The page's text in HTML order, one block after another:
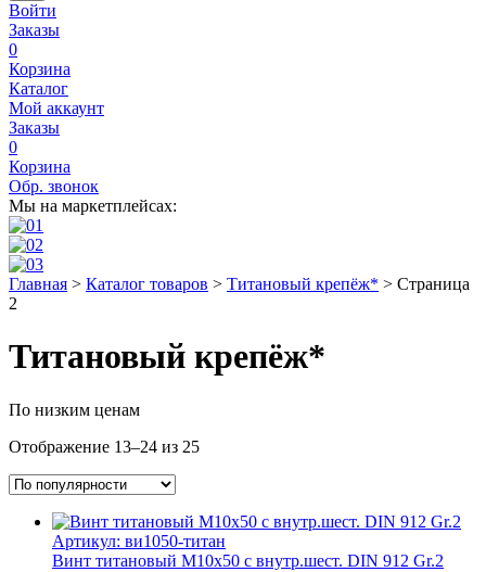
Войти
Заказы
0
Корзина
Каталог
Мой аккаунт
Заказы
0
Корзина
Обр. звонок
Мы на маркетплейсах:
Главная > Каталог товаров > Титановый крепёж* > Страница
2
Титановый крепёж*
По низким ценам
Отображение 13–24 из 25
Артикул: ви1050-титан
Винт титановый М10х50 с внутр.шест. DIN 912 Gr.2